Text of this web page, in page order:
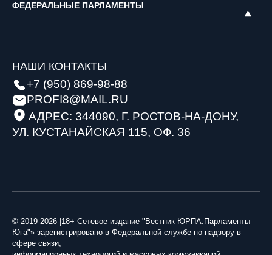
ФЕДЕРАЛЬНЫЕ ПАРЛАМЕНТЫ
НАШИ КОНТАКТЫ
+7 (950) 869-98-88
PROFI8@MAIL.RU
АДРЕС: 344090, Г. РОСТОВ-НА-ДОНУ,
УЛ. КУСТАНАЙСКАЯ 115, ОФ. 36
© 2019-2026 |18+ Сетевое издание "Вестник ЮРПА.Парламенты
Юга"» зарегистрировано в Федеральной службе по надзору в
сфере связи,